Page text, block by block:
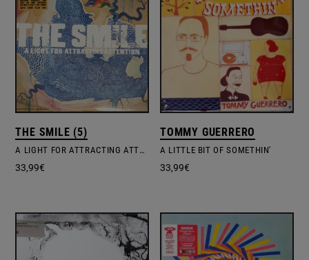
THE SMILE (5)
A LIGHT FOR ATTRACTING ATTENTION
33,99€
TOMMY GUERRERO
A LITTLE BIT OF SOMETHIN'
33,99€